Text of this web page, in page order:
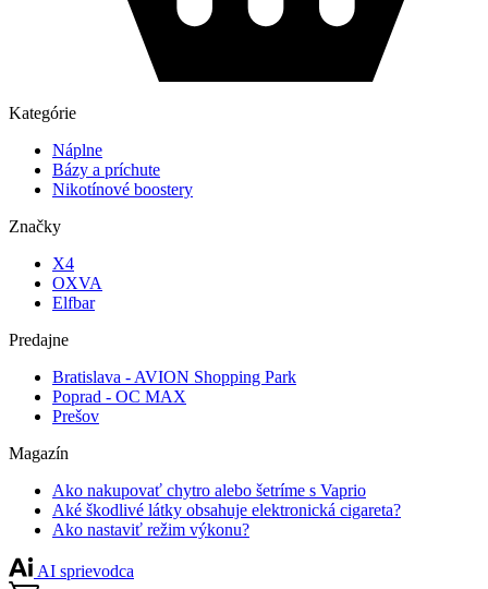
Kategórie
Náplne
Bázy a príchute
Nikotínové boostery
Značky
X4
OXVA
Elfbar
Predajne
Bratislava - AVION Shopping Park
Poprad - OC MAX
Prešov
Magazín
Ako nakupovať chytro alebo šetríme s Vaprio
Aké škodlivé látky obsahuje elektronická cigareta?
Ako nastaviť režim výkonu?
AI sprievodca